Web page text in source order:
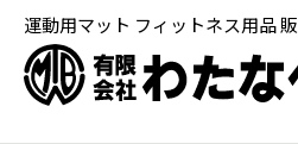
運動用マット フィットネス用品